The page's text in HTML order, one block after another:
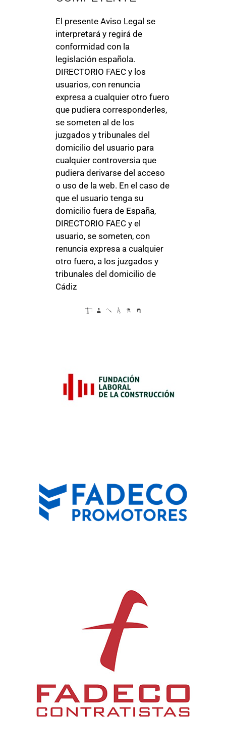
El presente Aviso Legal se
interpretará y regirá de
conformidad con la
legislación española.
DIRECTORIO FAEC y los
usuarios, con renuncia
expresa a cualquier otro fuero
que pudiera corresponderles,
se someten al de los
juzgados y tribunales del
domicilio del usuario para
cualquier controversia que
pudiera derivarse del acceso
o uso de la web. En el caso de
que el usuario tenga su
domicilio fuera de España,
DIRECTORIO FAEC y el
usuario, se someten, con
renuncia expresa a cualquier
otro fuero, a los juzgados y
tribunales del domicilio de
Cádiz